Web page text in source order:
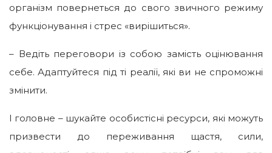
організм повернеться до свого звичного режиму
функціонування і стрес «вирішиться».
– Ведіть переговори із собою замість оцінювання
себе. Адаптуйтеся під ті реалії, які ви не спроможні
змінити.
І головне – шукайте особистісні ресурси, які можуть
призвести до переживання щастя, сили,